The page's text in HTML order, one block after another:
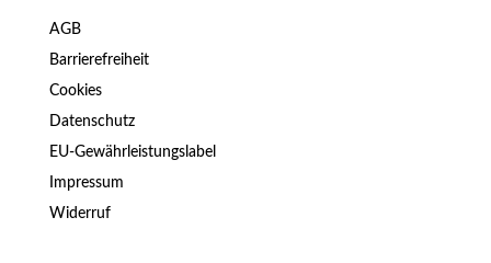
AGB
Barrierefreiheit
Cookies
Datenschutz
EU-Gewährleistungslabel
Impressum
Widerruf